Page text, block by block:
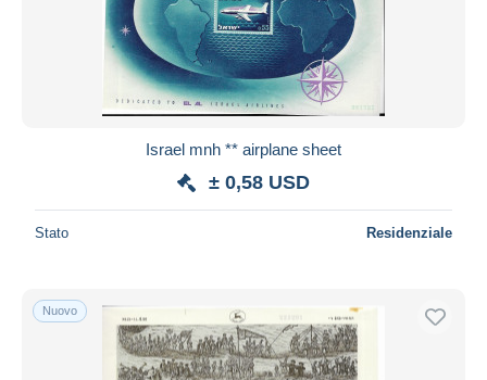
Israel mnh ** airplane sheet
± 0,58 USD
Stato Residenziale
Nuovo